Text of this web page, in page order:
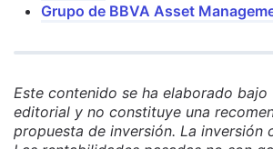
Grupo de BBVA Asset
Este contenido se ha elaborado bajo
editorial y no constituye una
propuesta de inversión. La inversión